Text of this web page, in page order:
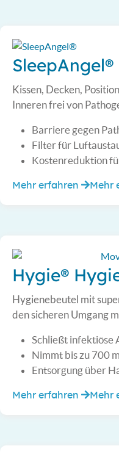
SleepAngel®
Kissen, Decken,
Inneren frei von
Barriere gegen
Filter für
Kostenreduktion
Mehr erfahren Mehr
Hygie®
Hygienebeutel mit
den sicheren Umgang
Schließt infektiöse
Nimmt bis zu 700
Entsorgung über
Mehr erfahren Mehr